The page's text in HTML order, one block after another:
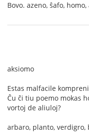
Bovo. azeno, ŝafo, homo,
aksiomo
Estas malfacile
Ĉu ĉi tiu poemo mokas
vortoj de aliuloj?
arbaro, planto, verdigro,